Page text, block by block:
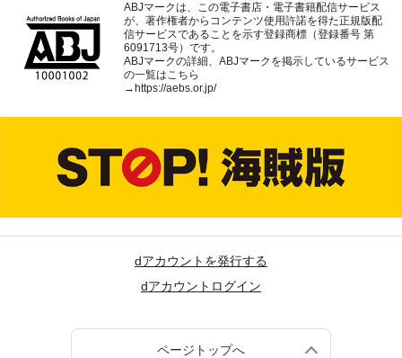
ABJマークは、この電子書店・電子書籍配信サービス
が、著作権者からコンテンツ使用許諾を得た正規版配
信サービスであることを示す登録商標（登録番号 第
6091713号）です。
ABJマークの詳細、ABJマークを掲示しているサービス
の一覧はこちら
→ https://aebs.or.jp/
dアカウントを発行する
dアカウントログイン
ページトップへ